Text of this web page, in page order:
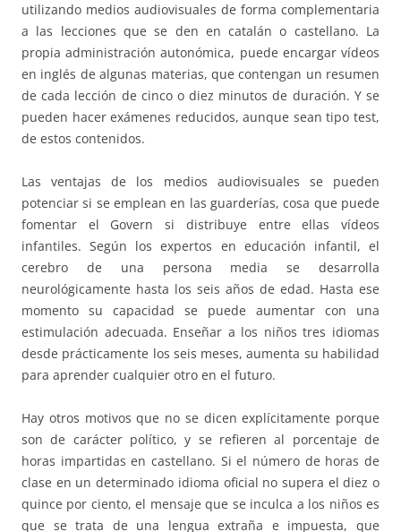
utilizando medios audiovisuales de forma complementaria
a las lecciones que se den en catalán o castellano. La
propia administración autonómica, puede encargar vídeos
en inglés de algunas materias, que contengan un resumen
de cada lección de cinco o diez minutos de duración. Y se
pueden hacer exámenes reducidos, aunque sean tipo test,
de estos contenidos.
Las ventajas de los medios audiovisuales se pueden
potenciar si se emplean en las guarderías, cosa que puede
fomentar el Govern si distribuye entre ellas vídeos
infantiles. Según los expertos en educación infantil, el
cerebro de una persona media se desarrolla
neurológicamente hasta los seis años de edad. Hasta ese
momento su capacidad se puede aumentar con una
estimulación adecuada. Enseñar a los niños tres idiomas
desde prácticamente los seis meses, aumenta su habilidad
para aprender cualquier otro en el futuro.
Hay otros motivos que no se dicen explícitamente porque
son de carácter político, y se refieren al porcentaje de
horas impartidas en castellano. Si el número de horas de
clase en un determinado idioma oficial no supera el diez o
quince por ciento, el mensaje que se inculca a los niños es
que se trata de una lengua extraña e impuesta, que